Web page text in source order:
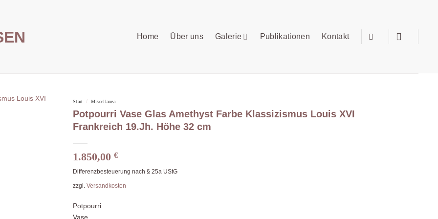
Home Über uns Galerie Publikationen Kontakt
Start / Miscellanea
Potpourri Vase Glas Amethyst Farbe Klassizismus Louis XVI
Frankreich 19.Jh. Höhe 32 cm
1.850,00 €
Differenzbesteuerung nach § 25a UStG
zzgl. Versandkosten
Potpourri
Vase